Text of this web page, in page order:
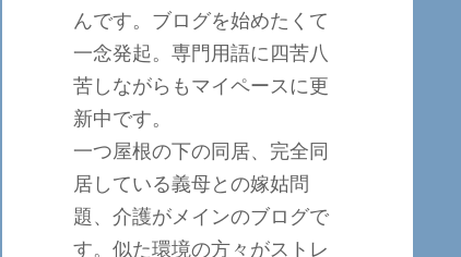
んです。ブログを始めたくて
一念発起。専門用語に四苦八
苦しながらもマイペースに更
新中です。
一つ屋根の下の同居、完全同
居している義母との嫁姑問
題、介護がメインのブログで
す。似た環境の方々がストレ